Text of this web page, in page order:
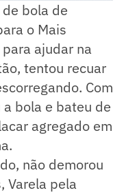
bola de
o Mais
ajudar na
tentou recuar
Com
bola e bateu de
agregado em
não demorou
Varela pela